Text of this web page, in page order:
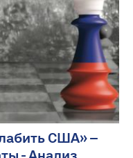
США» –